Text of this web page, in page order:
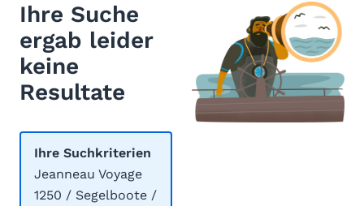
Ihre Suche
ergab leider
keine
Resultate
Ihre Suchkriterien
Jeanneau Voyage
1250 / Segelboote /